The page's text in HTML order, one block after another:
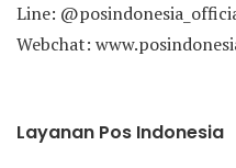
Line:
Webchat:
Layanan Pos Indonesia